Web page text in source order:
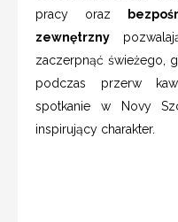
pracy oraz
zewnętrzny
zaczerpnąć świeżego,
podczas przerw
spotkanie w Novy
inspirujący charakter.